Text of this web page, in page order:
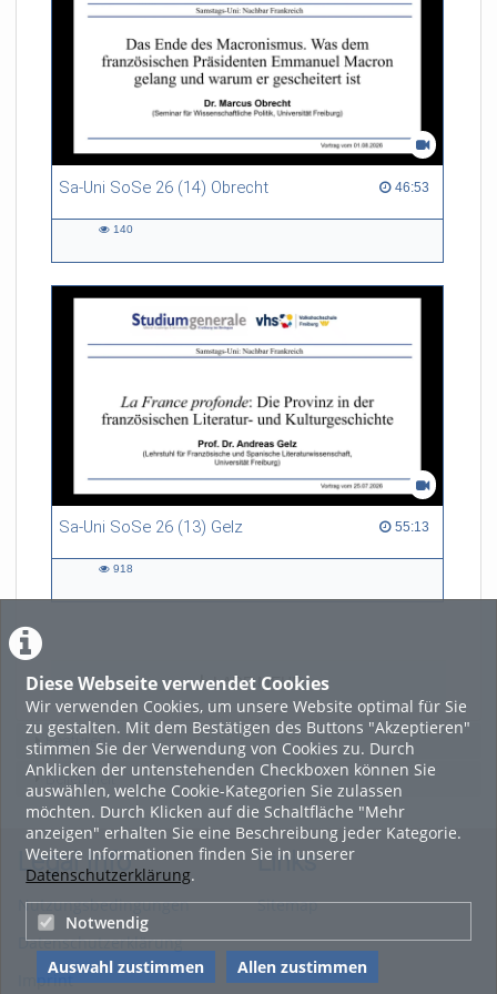
Diese Webseite verwendet Cookies
Wir verwenden Cookies, um unsere Website optimal für Sie
zu gestalten. Mit dem Bestätigen des Buttons "Akzeptieren"
stimmen Sie der Verwendung von Cookies zu. Durch
Anklicken der untenstehenden Checkboxen können Sie
auswählen, welche Cookie-Kategorien Sie zulassen
möchten. Durch Klicken auf die Schaltfläche "Mehr
anzeigen" erhalten Sie eine Beschreibung jeder Kategorie.
Weitere Informationen finden Sie in unserer
Datenschutzerklärung.
Notwendig
Auswahl zustimmen Allen zustimmen
Sa-Uni SoSe 26 (14) Obrecht 46:53
46:53 duration
140
Sa-Uni SoSe 26 (13) Gelz 55:13
55:13 duration
918
LADE MEHR
Featured
Beliebtheit
Legal Info
Nutzungsbedingungen
Datenschutzerklärung
Imprint
Links
Sitemap